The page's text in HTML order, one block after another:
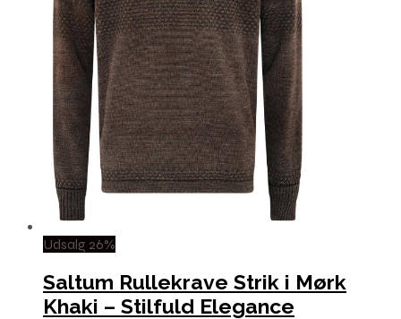
Udsalg 26%
Saltum Rullekrave Strik i Mørk
Khaki – Stilfuld Elegance